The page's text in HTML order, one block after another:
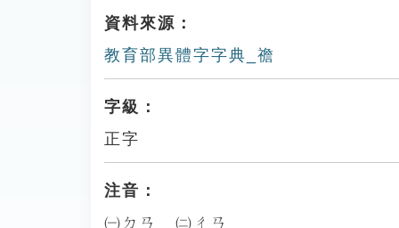
資料來源：
教育部異體字字典_䄡
字級：
正字
注音：
㈠ㄉㄢ ㈡ㄔㄢ